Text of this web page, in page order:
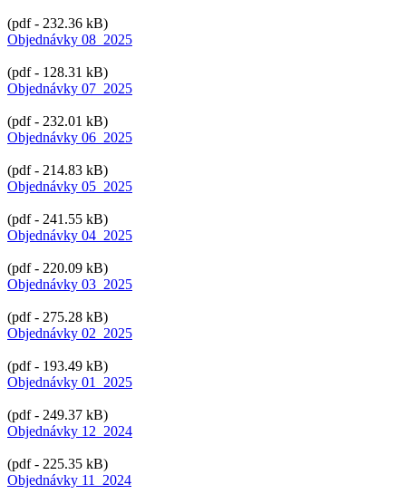
(pdf - 232.36 kB)
Objednávky 08_2025
(pdf - 128.31 kB)
Objednávky 07_2025
(pdf - 232.01 kB)
Objednávky 06_2025
(pdf - 214.83 kB)
Objednávky 05_2025
(pdf - 241.55 kB)
Objednávky 04_2025
(pdf - 220.09 kB)
Objednávky 03_2025
(pdf - 275.28 kB)
Objednávky 02_2025
(pdf - 193.49 kB)
Objednávky 01_2025
(pdf - 249.37 kB)
Objednávky 12_2024
(pdf - 225.35 kB)
Objednávky 11_2024